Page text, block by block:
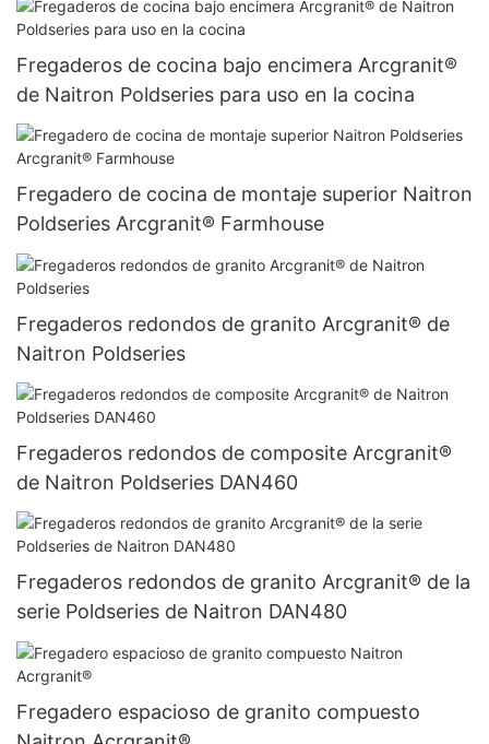
Fregaderos de cocina bajo encimera Arcgranit®
de Naitron Poldseries para uso en la cocina
Fregadero de cocina de montaje superior Naitron
Poldseries Arcgranit® Farmhouse
Fregaderos redondos de granito Arcgranit® de
Naitron Poldseries
Fregaderos redondos de composite Arcgranit®
de Naitron Poldseries DAN460
Fregaderos redondos de granito Arcgranit® de la
serie Poldseries de Naitron DAN480
Fregadero espacioso de granito compuesto